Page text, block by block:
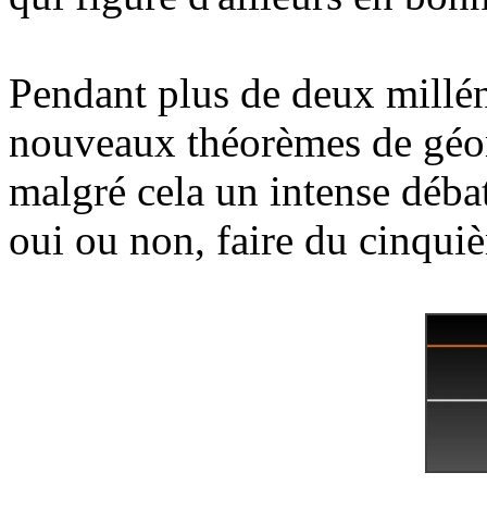
Pendant plus de deux
nouveaux théorèmes de
malgré cela un intense
oui ou non, faire du